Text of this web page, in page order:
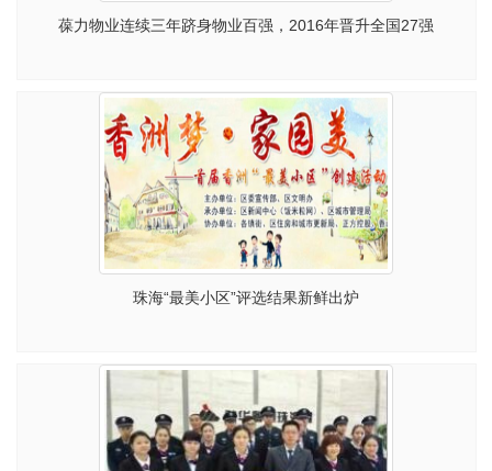
葆力物业连续三年跻身物业百强，2016年晋升全国27强
珠海“最美小区”评选结果新鲜出炉